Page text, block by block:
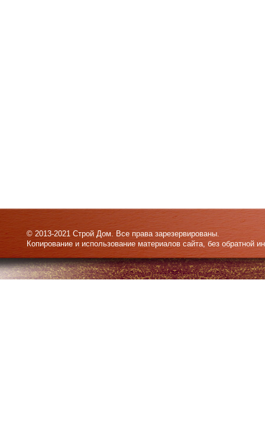
© 2013-2021 Строй Дом. Все права зарезервированы.
Копирование и использование материалов сайта, без обратной